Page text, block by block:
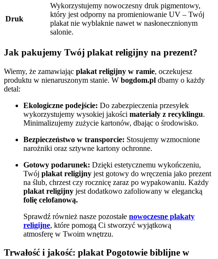
Druk
Wykorzystujemy nowoczesny druk pigmentowy,
który jest odporny na promieniowanie UV – Twój
plakat nie wyblaknie nawet w nasłonecznionym
salonie.
Jak pakujemy Twój plakat religijny na prezent?
Wiemy, że zamawiając plakat religijny w ramie, oczekujesz
produktu w nienaruszonym stanie. W bogdom.pl dbamy o każdy
detal:
Ekologiczne podejście: Do zabezpieczenia przesyłek
wykorzystujemy wysokiej jakości materiały z recyklingu.
Minimalizujemy zużycie kartonów, dbając o środowisko.
Bezpieczeństwo w transporcie: Stosujemy wzmocnione
narożniki oraz sztywne kartony ochronne.
Gotowy podarunek: Dzięki estetycznemu wykończeniu,
Twój plakat religijny jest gotowy do wręczenia jako prezent
na ślub, chrzest czy rocznicę zaraz po wypakowaniu. Każdy
plakat religijny jest dodatkowo zafoliowany w elegancką
folię celofanową.
Sprawdź również nasze pozostałe nowoczesne plakaty
religijne, które pomogą Ci stworzyć wyjątkową
atmosferę w Twoim wnętrzu.
Trwałość i jakość: plakat Pogotowie biblijne w